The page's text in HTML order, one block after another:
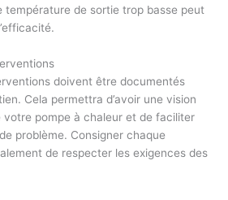
température de sortie trop basse peut
doivent être documentés
Cela permettra d’avoir une vision
votre pompe à chaleur et de faciliter
problème. Consigner chaque
de respecter les exigences des